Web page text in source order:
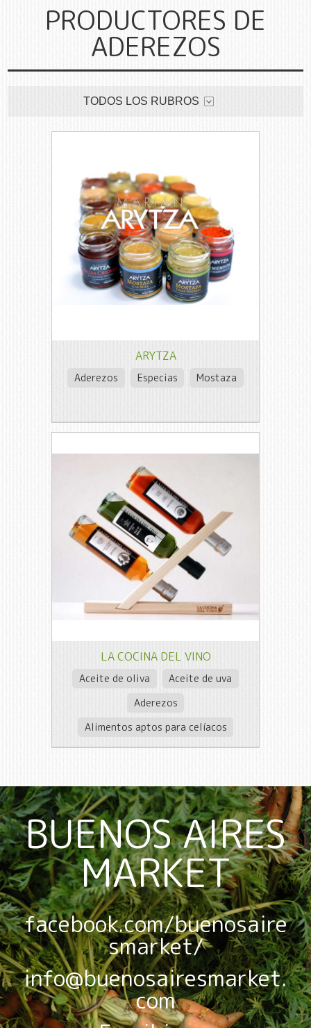
PRODUCTORES DE
ADEREZOS
TODOS LOS RUBROS
ARYTZA
Aderezos Especias Mostaza
LA COCINA DEL VINO
Aceite de oliva
Aceite de uva
Aderezos
Alimentos aptos para celíacos
BUENOS AIRES
MARKET
facebook.com/buenosaire
smarket/
info@buenosairesmarket.
com